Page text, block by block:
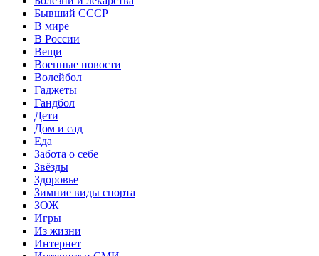
Бывший СССР
В мире
В России
Вещи
Военные новости
Волейбол
Гаджеты
Гандбол
Дети
Дом и сад
Еда
Забота о себе
Звёзды
Здоровье
Зимние виды спорта
ЗОЖ
Игры
Из жизни
Интернет